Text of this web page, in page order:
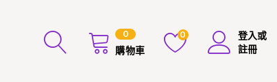
0
購物車
0
登入或
註冊